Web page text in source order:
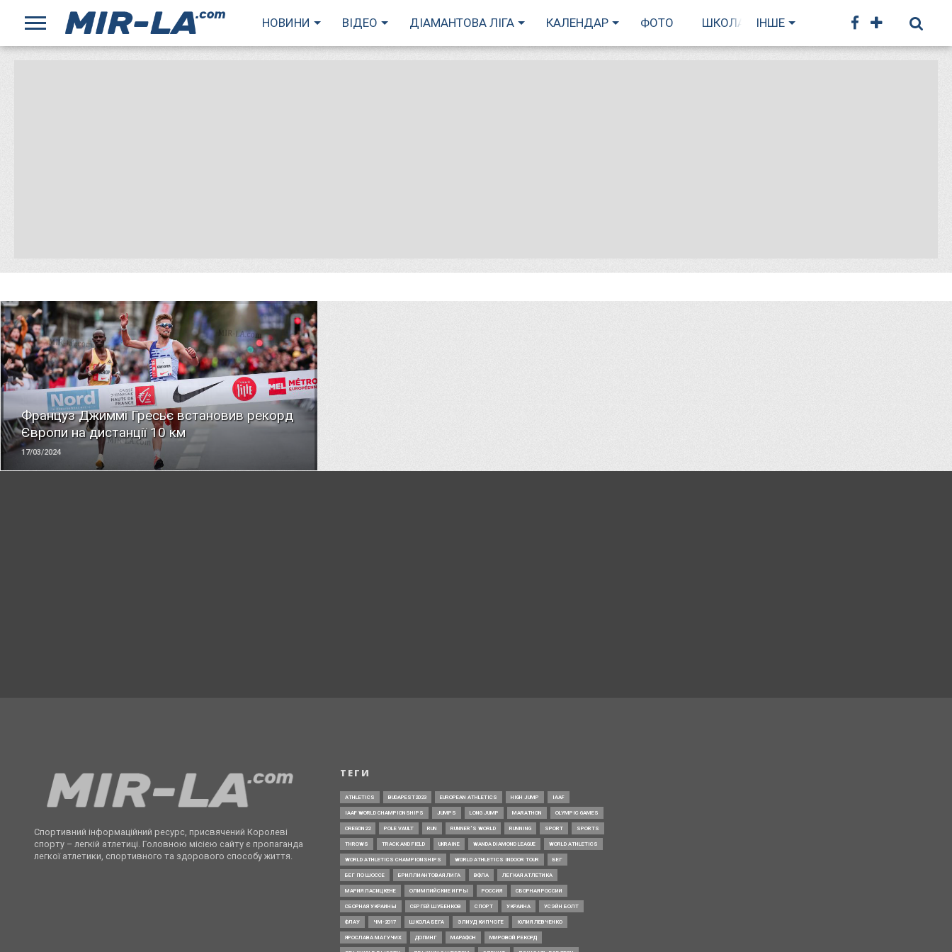
НОВИНИ ВІДЕО ДІАМАНТОВА ЛІГА КАЛЕНДАР ФОТО ШКОЛА БІГУ
ІНШЕ
Француз Джиммі Гресьє встановив рекорд
Європи на дистанції 10 км
17/03/2024
ЧИТАТЬ
Спортивний інформаційний ресурс, присвячений Королеві
спорту – легкій атлетиці. Головною місією сайту є пропаганда
легкої атлетики, спортивного та здорового способу життя.
ТЕГИ
ATHLETICS BUDAPEST2023 EUROPEAN ATHLETICS HIGH JUMP IAAF
IAAF WORLD CHAMPIONSHIPS JUMPS LONG JUMP MARATHON OLYMPIC GAMES
OREGON22 POLE VAULT RUN RUNNER’S WORLD RUNNING SPORT SPORTS
THROWS TRACK AND FIELD UKRAINE WANDA DIAMOND LEAGUE WORLD ATHLETICS
WORLD ATHLETICS CHAMPIONSHIPS WORLD ATHLETICS INDOOR TOUR БЕГ
БЕГ ПО ШОССЕ БРИЛЛИАНТОВАЯ ЛИГА ВФЛА ЛЕГКАЯ АТЛЕТИКА
МАРИЯ ЛАСИЦКЕНЕ ОЛИМПИЙСКИЕ ИГРЫ РОССИЯ СБОРНАЯ РОССИИ
СБОРНАЯ УКРАИНЫ СЕРГЕЙ ШУБЕНКОВ СПОРТ УКРАИНА УСЭЙН БОЛТ
ФЛАУ ЧМ-2017 ШКОЛА БЕГА ЭЛИУД КИПЧОГЕ ЮЛИЯ ЛЕВЧЕНКО
ЯРОСЛАВА МАГУЧИХ ДОПИНГ МАРАФОН МИРОВОЙ РЕКОРД